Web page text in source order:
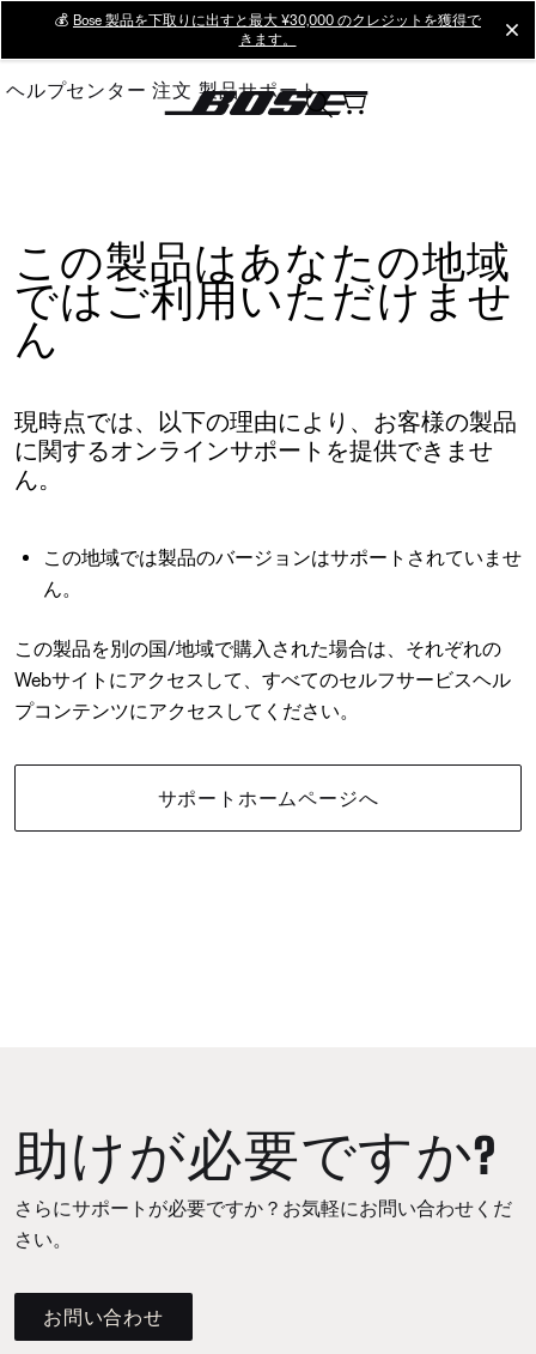
Main
💰 Bose 製品を下取りに出すと最大 ¥30,000 のクレジットを獲得で
きます。
ヘルプセンター 注文 製品サポート
この製品はあなたの地域
ではご利用いただけませ
ん
現時点では、以下の理由により、お客様の製品
に関するオンラインサポートを提供できませ
ん。
この地域では製品のバージョンはサポートされていませ
ん。
この製品を別の国/地域で購入された場合は、それぞれの
Webサイトにアクセスして、すべてのセルフサービスヘル
プコンテンツにアクセスしてください。
サポートホームページへ
助けが必要ですか?
さらにサポートが必要ですか？お気軽にお問い合わせくだ
さい。
お問い合わせ